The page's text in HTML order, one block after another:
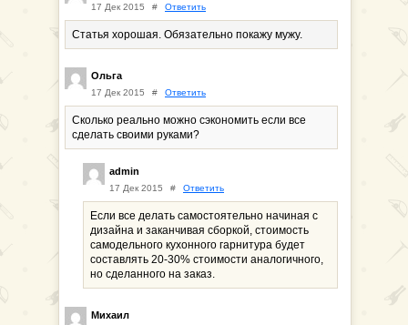
17 Дек 2015 # Ответить
Статья хорошая. Обязательно покажу мужу.
Ольга
17 Дек 2015 # Ответить
Сколько реально можно сэкономить если все
сделать своими руками?
admin
17 Дек 2015 # Ответить
Если все делать самостоятельно начиная с
дизайна и заканчивая сборкой, стоимость
самодельного кухонного гарнитура будет
составлять 20-30% стоимости аналогичного,
но сделанного на заказ.
Михаил